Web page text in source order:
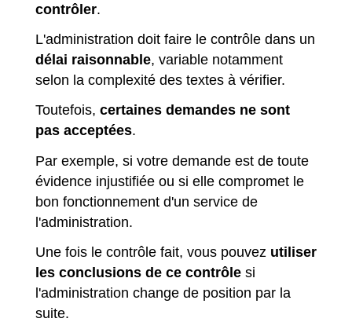
contrôler.
L'administration doit faire le contrôle dans un
délai raisonnable, variable notamment
selon la complexité des textes à vérifier.
Toutefois, certaines demandes ne sont
pas acceptées.
Par exemple, si votre demande est de toute
évidence injustifiée ou si elle compromet le
bon fonctionnement d'un service de
l'administration.
Une fois le contrôle fait, vous pouvez utiliser
les conclusions de ce contrôle si
l'administration change de position par la
suite.